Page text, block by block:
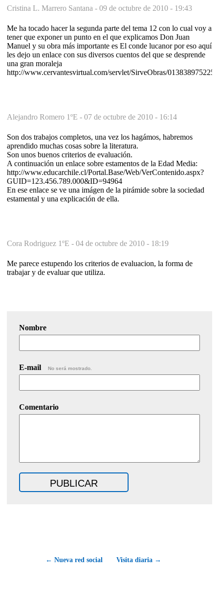
Cristina L. Marrero Santana - 09 de octubre de 2010 - 19:43
Me ha tocado hacer la segunda parte del tema 12 con lo cual voy a
tener que exponer un punto en el que explicamos Don Juan
Manuel y su obra más importante es El conde lucanor por eso aquí
les dejo un enlace con sus diversos cuentos del que se desprende
una gran moraleja
http://www.cervantesvirtual.com/servlet/SirveObras/
Alejandro Romero 1ºE - 07 de octubre de 2010 - 16:14
Son dos trabajos completos, una vez los hagámos, habremos
aprendido muchas cosas sobre la literatura.
Son unos buenos criterios de evaluación.
A continuación un enlace sobre estamentos de la Edad Media:
http://www.educarchile.cl/Portal.Base/Web/VerContenido.aspx?
GUID=123.456.789.000&ID=94964
En ese enlace se ve una imágen de la pirámide sobre la sociedad
estamental y una explicación de ella.
Cora Rodriguez 1ºE - 04 de octubre de 2010 - 18:19
Me parece estupendo los criterios de evaluacion, la forma de
trabajar y de evaluar que utiliza.
Nombre
E-mail No será mostrado.
Comentario
← Nueva red social Visita diaria →